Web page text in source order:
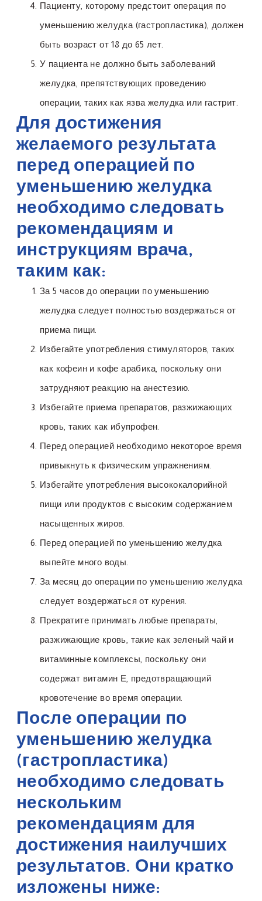
Пациенту, которому предстоит операция по
уменьшению желудка (гастропластика), должен
быть возраст от 18 до 65 лет.
У пациента не должно быть заболеваний
желудка, препятствующих проведению
операции, таких как язва желудка или гастрит.
Для достижения
желаемого результата
перед операцией по
уменьшению желудка
необходимо следовать
рекомендациям и
инструкциям врача,
таким как:
За 5 часов до операции по уменьшению
желудка следует полностью воздержаться от
приема пищи.
Избегайте употребления стимуляторов, таких
как кофеин и кофе арабика, поскольку они
затрудняют реакцию на анестезию.
Избегайте приема препаратов, разжижающих
кровь, таких как ибупрофен.
Перед операцией необходимо некоторое время
привыкнуть к физическим упражнениям.
Избегайте употребления высококалорийной
пищи или продуктов с высоким содержанием
насыщенных жиров.
Перед операцией по уменьшению желудка
выпейте много воды.
За месяц до операции по уменьшению желудка
следует воздержаться от курения.
Прекратите принимать любые препараты,
разжижающие кровь, такие как зеленый чай и
витаминные комплексы, поскольку они
содержат витамин Е, предотвращающий
кровотечение во время операции.
После операции по
уменьшению желудка
(гастропластика)
необходимо следовать
нескольким
рекомендациям для
достижения наилучших
результатов. Они кратко
изложены ниже: